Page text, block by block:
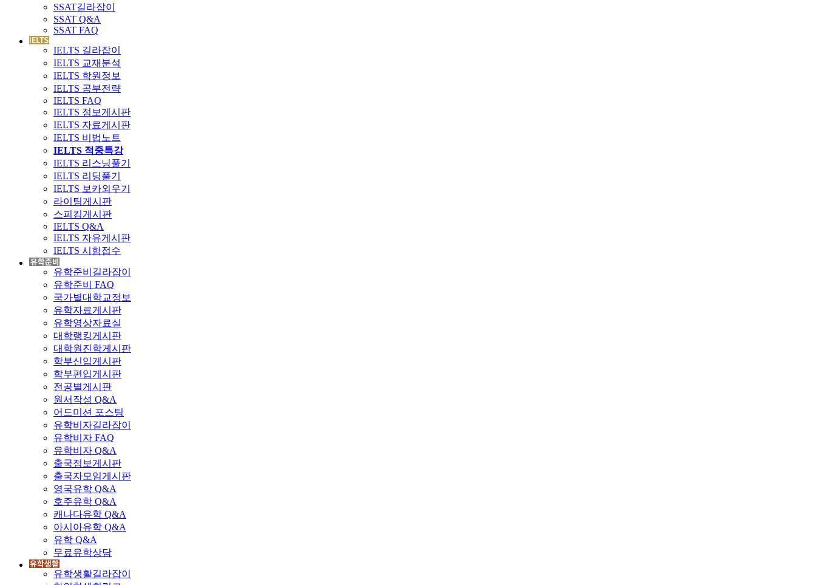
SSAT길라잡이
SSAT Q&A
SSAT FAQ
IELTS 길라잡이
IELTS 교재분석
IELTS 학원정보
IELTS 공부전략
IELTS FAQ
IELTS 정보게시판
IELTS 자료게시판
IELTS 비법노트
IELTS 적중특강
IELTS 리스닝풀기
IELTS 리딩풀기
IELTS 보카외우기
라이팅게시판
스피킹게시판
IELTS Q&A
IELTS 자유게시판
IELTS 시험접수
유학준비길라잡이
유학준비 FAQ
국가별대학교정보
유학자료게시판
유학영상자료실
대학랭킹게시판
대학원진학게시판
학부신입게시판
학부편입게시판
전공별게시판
원서작성 Q&A
어드미션 포스팅
유학비자길라잡이
유학비자 FAQ
유학비자 Q&A
출국정보게시판
출국자모임게시판
영국유학 Q&A
호주유학 Q&A
캐나다유학 Q&A
아시아유학 Q&A
유학 Q&A
무료유학상담
유학생활길라잡이